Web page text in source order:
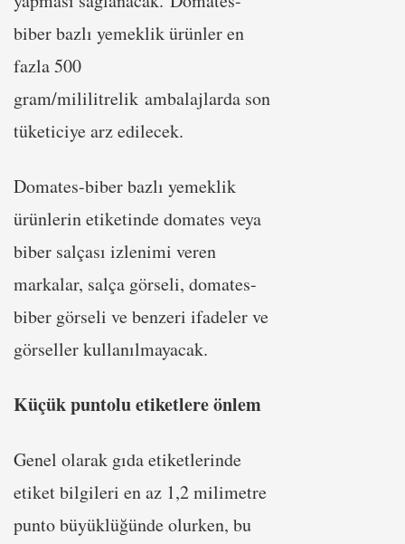
biber bazlı yemeklik ürünler en
fazla 500
gram/mililitrelik ambalajlarda son
tüketiciye arz edilecek.
Domates-biber bazlı yemeklik
ürünlerin etiketinde domates veya
biber salçası izlenimi veren
markalar, salça görseli, domates-
biber görseli ve benzeri ifadeler ve
görseller kullanılmayacak.
Küçük puntolu etiketlere önlem
Genel olarak gıda etiketlerinde
etiket bilgileri en az 1,2 milimetre
punto büyüklüğünde olurken, bu